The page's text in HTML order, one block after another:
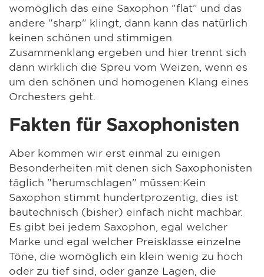
womöglich das eine Saxophon "flat" und das
andere "sharp" klingt, dann kann das natürlich
keinen schönen und stimmigen
Zusammenklang ergeben und hier trennt sich
dann wirklich die Spreu vom Weizen, wenn es
um den schönen und homogenen Klang eines
Orchesters geht.
Fakten für Saxophonisten
Aber kommen wir erst einmal zu einigen
Besonderheiten mit denen sich Saxophonisten
täglich "herumschlagen" müssen:Kein
Saxophon stimmt hundertprozentig, dies ist
bautechnisch (bisher) einfach nicht machbar.
Es gibt bei jedem Saxophon, egal welcher
Marke und egal welcher Preisklasse einzelne
Töne, die womöglich ein klein wenig zu hoch
oder zu tief sind, oder ganze Lagen, die